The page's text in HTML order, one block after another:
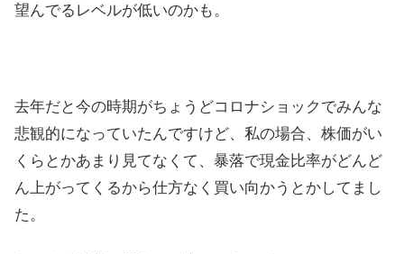
望んでるレベルが低いのかも。
去年だと今の時期がちょうどコロナショックでみんな
悲観的になっていたんですけど、私の場合、株価がい
くらとかあまり見てなくて、暴落で現金比率がどんど
ん上がってくるから仕方なく買い向かうとかしてまし
た。